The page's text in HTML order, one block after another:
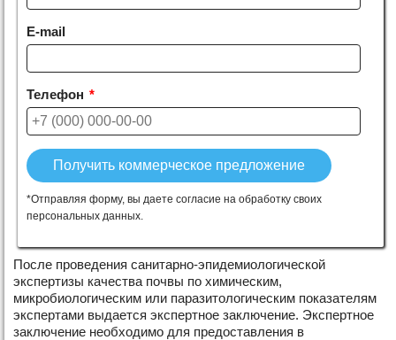
E-mail
Телефон *
*Отправляя форму, вы даете согласие на обработку своих
персональных данных.
После проведения санитарно-эпидемиологической
экспертизы качества почвы по химическим,
микробиологическим или паразитологическим показателям
экспертами выдается экспертное заключение. Экспертное
заключение необходимо для предоставления в